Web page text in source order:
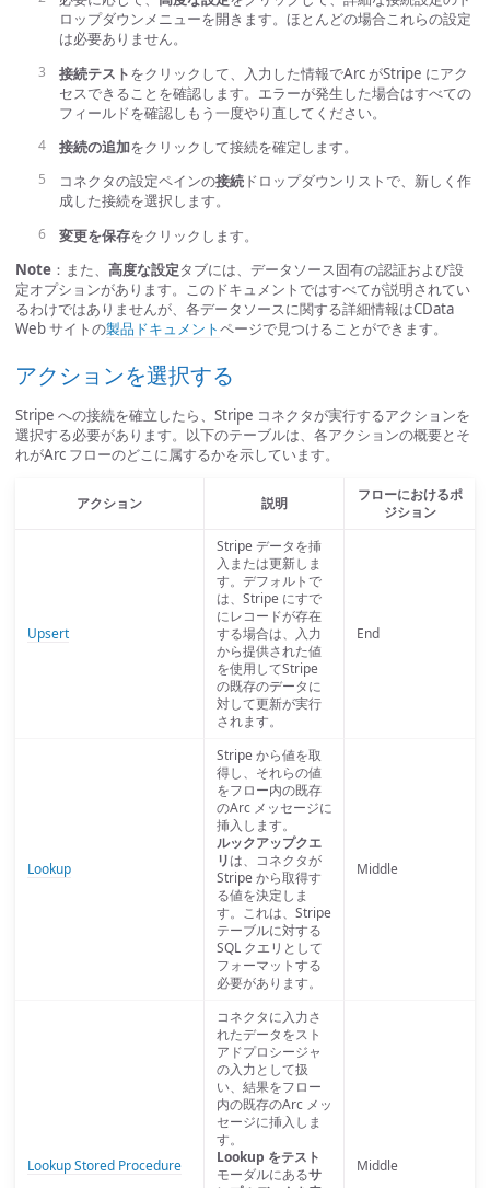
ロップダウンメニューを開きます。ほとんどの場合これらの設定
は必要ありません。
接続テストをクリックして、入力した情報でArc がStripe にアク
セスできることを確認します。エラーが発生した場合はすべての
フィールドを確認しもう一度やり直してください。
接続の追加をクリックして接続を確定します。
コネクタの設定ペインの接続 ドロップダウンリストで、新しく作
成した接続を選択します。
変更を保存をクリックします。
Note ：また、 高度な設定タブには、データソース固有の認証および設
定オプションがあります。このドキュメントではすべてが説明されてい
るわけではありませんが、各データソースに関する詳細情報はCData
Web サイトの製品ドキュメントページで見つけることができます。
アクションを選択する
Stripe への接続を確立したら、Stripe コネクタが実行するアクションを
選択する必要があります。以下のテーブルは、各アクションの概要とそ
れがArc フローのどこに属するかを示しています。
アクション 説明
フローにおけるポ
ジション
Upsert
Stripe データを挿
入または更新しま
す。デフォルトで
は、Stripe にすで
にレコードが存在
する場合は、入力
から提供された値
を使用してStripe
の既存のデータに
対して更新が実行
されます。
End
Lookup
Stripe から値を取
得し、それらの値
をフロー内の既存
のArc メッセージに
挿入します。
ルックアップクエ
リは、コネクタが
Stripe から取得す
る値を決定しま
す。これは、Stripe
テーブルに対する
SQL クエリとして
フォーマットする
必要があります。
Middle
Lookup Stored Procedure
コネクタに入力さ
れたデータをスト
アドプロシージャ
の入力として扱
い、結果をフロー
内の既存のArc メッ
セージに挿入しま
す。
Lookup をテスト
モーダルにあるサ
Middle